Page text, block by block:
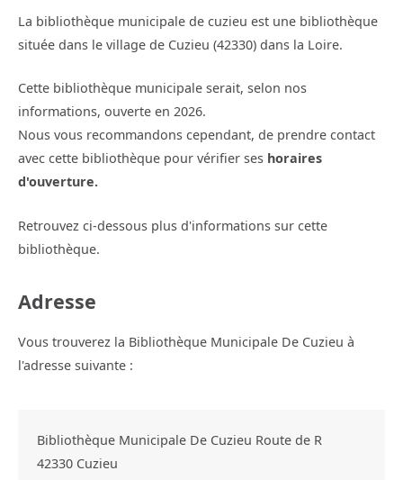
La bibliothèque municipale de cuzieu est une bibliothèque
située dans le village de Cuzieu (42330) dans la Loire.
Cette bibliothèque municipale serait, selon nos
informations, ouverte en 2026.
Nous vous recommandons cependant, de prendre contact
avec cette bibliothèque pour vérifier ses horaires
d'ouverture.
Retrouvez ci-dessous plus d'informations sur cette
bibliothèque.
Adresse
Vous trouverez la Bibliothèque Municipale De Cuzieu à
l'adresse suivante :
Bibliothèque Municipale De Cuzieu Route de R
42330 Cuzieu